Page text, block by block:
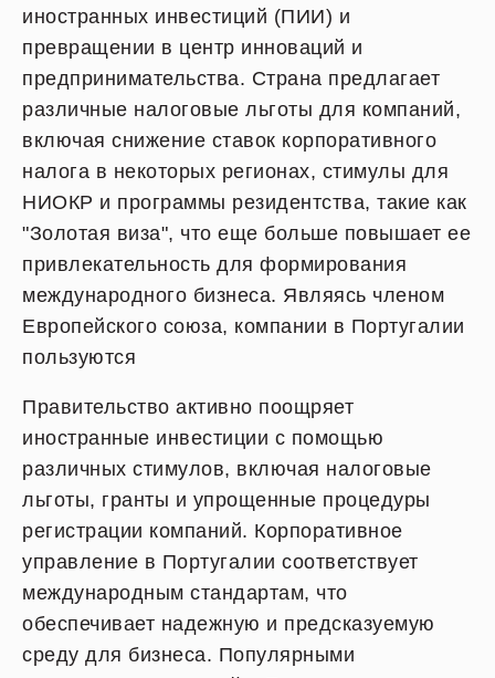
иностранных инвестиций (ПИИ) и
превращении в центр инноваций и
предпринимательства. Страна предлагает
различные налоговые льготы для компаний,
включая снижение ставок корпоративного
налога в некоторых регионах, стимулы для
НИОКР и программы резидентства, такие как
"Золотая виза", что еще больше повышает ее
привлекательность для формирования
международного бизнеса. Являясь членом
Европейского союза, компании в Португалии
пользуются
Правительство активно поощряет
иностранные инвестиции с помощью
различных стимулов, включая налоговые
льготы, гранты и упрощенные процедуры
регистрации компаний. Корпоративное
управление в Португалии соответствует
международным стандартам, что
обеспечивает надежную и предсказуемую
среду для бизнеса. Популярными